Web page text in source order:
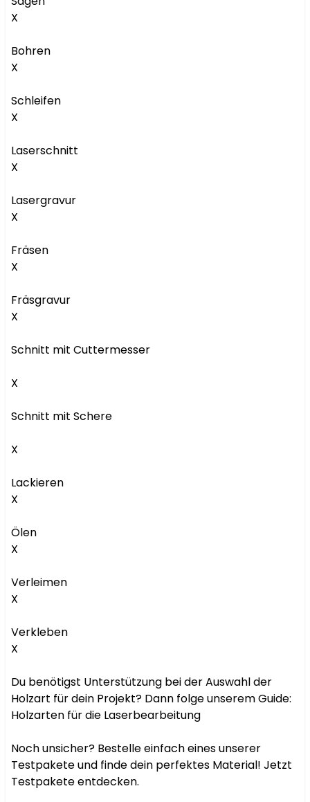
X
Bohren
X
Schleifen
X
Laserschnitt
X
Lasergravur
X
Fräsen
X
Fräsgravur
X
Schnitt mit Cuttermesser
X
Schnitt mit Schere
X
Lackieren
X
Ölen
X
Verleimen
X
Verkleben
X
Du benötigst Unterstützung bei der Auswahl der
Holzart für dein Projekt? Dann folge unserem Guide:
Holzarten für die Laserbearbeitung
Noch unsicher? Bestelle einfach eines unserer
Testpakete und finde dein perfektes Material! Jetzt
Testpakete entdecken.